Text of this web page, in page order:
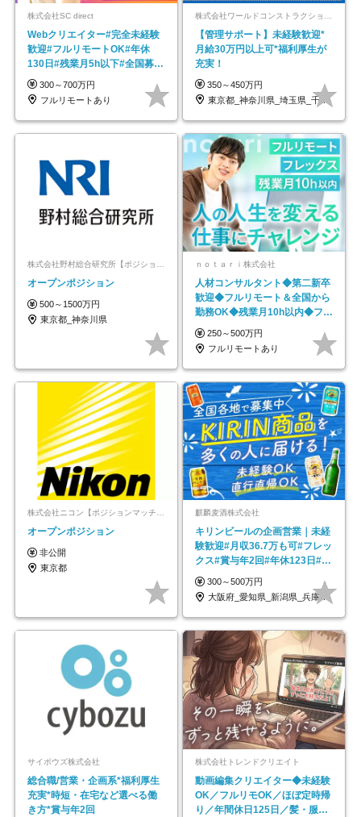
株式会社SC direct
Webクリエイター#完全未経験
歓迎#フルリモートOK#年休
130日#残業月5h以下#全国募集
#最大1年の研修
300～700万円
フルリモートあり
【管理サポート】未経験歓迎*
月給30万円以上可*福利厚生が
充実！
350～450万円
東京都_神奈川県_埼玉県_千葉県_大阪府…
オープンポジション
500～1500万円
東京都_神奈川県
ｎｏｔａｒｉ株式会社
人材コンサルタント◆第二新卒
歓迎◆フルリモート＆全国から
勤務OK◆残業月10h以内◆フレ
ックス制
250～500万円
フルリモートあり
株式会社ニコン【ポジションマッチ登録】
オープンポジション
非公開
東京都
麒麟麦酒株式会社
キリンビールの企画営業｜未経
験歓迎#月収36.7万も可#フレッ
クス#賞与年2回#年休123日#完
全週休2日制
300～500万円
大阪府_愛知県_新潟県_兵庫県_福岡県
サイボウズ株式会社
総合職/営業・企画系*福利厚生
充実*時短・在宅など選べる働
き方*賞与年2回
株式会社トレンドクリエイト
動画編集クリエイター◆未経験
OK／フルリモOK／ほぼ定時帰
り／年間休日125日／髪・服・